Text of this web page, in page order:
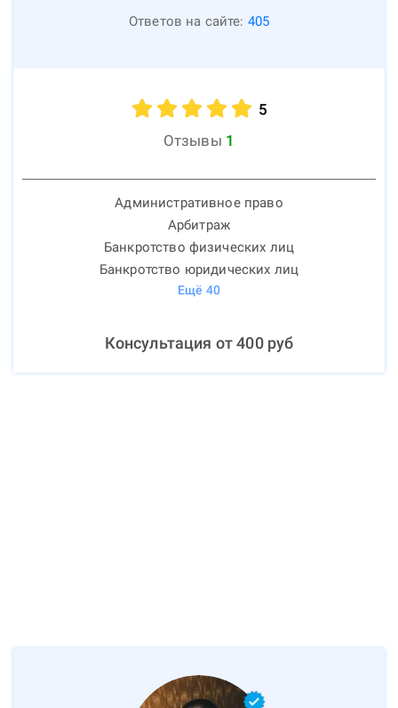
Ответов на сайте: 405
5
Отзывы 1
Административное право
Арбитраж
Банкротство физических лиц
Банкротство юридических лиц
Ещё 40
Консультация от400руб